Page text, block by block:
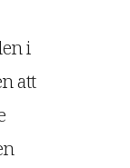
i
att